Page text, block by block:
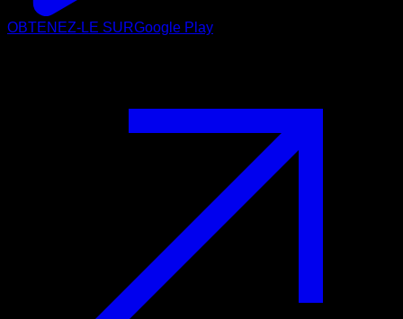
OBTENEZ-LE SURGoogle Play